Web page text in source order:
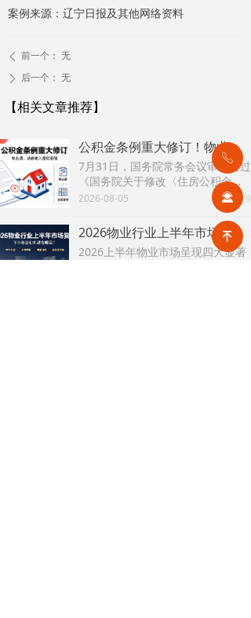
案例来源：辽宁日报及其他网络资料
ꄴ 前一个： 无
ꄲ 后一个： 无
【相关文章推荐】
公积金条例重大修订！物业费、装修纳入提取范围，物业行业迎来新机遇
7月31日，国务院常务会议审议通过
《国务院关于修改〈住房公积金管
理条例〉的决定(草案)》，住房公积
金提取场景迎来历史性扩容。提取
情形由原有6种拓展至9种，新增装
修自住住房、支付自住住房物业费
两大民生场景，同时设置兜底条款
넶 9
2026-08-05
2026物业行业上半年市场复盘，下半年企业机遇在哪里？
2026上半年物业市场呈现四大显著
녠
끤
ꂅ